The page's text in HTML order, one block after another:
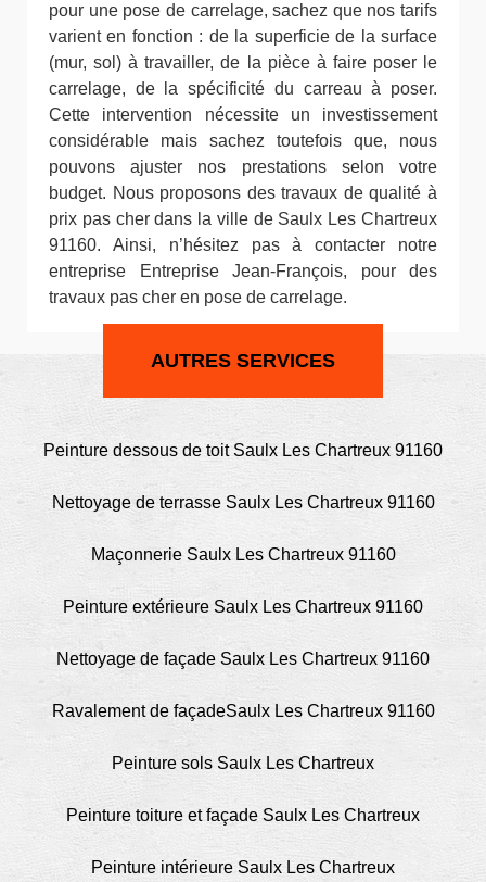
pour une pose de carrelage, sachez que nos tarifs
varient en fonction : de la superficie de la surface
(mur, sol) à travailler, de la pièce à faire poser le
carrelage, de la spécificité du carreau à poser.
Cette intervention nécessite un investissement
considérable mais sachez toutefois que, nous
pouvons ajuster nos prestations selon votre
budget. Nous proposons des travaux de qualité à
prix pas cher dans la ville de Saulx Les Chartreux
91160. Ainsi, n’hésitez pas à contacter notre
entreprise Entreprise Jean-François, pour des
travaux pas cher en pose de carrelage.
AUTRES SERVICES
Peinture dessous de toit Saulx Les Chartreux 91160
Nettoyage de terrasse Saulx Les Chartreux 91160
Maçonnerie Saulx Les Chartreux 91160
Peinture extérieure Saulx Les Chartreux 91160
Nettoyage de façade Saulx Les Chartreux 91160
Ravalement de façadeSaulx Les Chartreux 91160
Peinture sols Saulx Les Chartreux
Peinture toiture et façade Saulx Les Chartreux
Peinture intérieure Saulx Les Chartreux